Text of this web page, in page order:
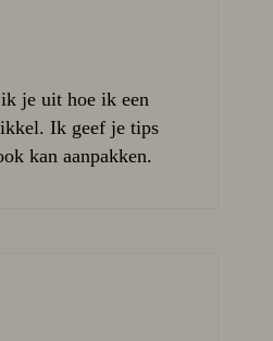
je uit hoe ik een
Ik geef je tips
kan aanpakken.